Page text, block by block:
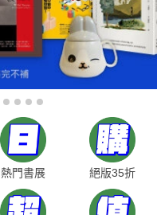
熱門書展 絕版35折